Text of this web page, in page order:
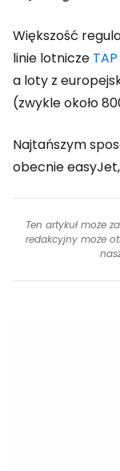
Większość
linie lotnicze
a loty z
(zwykle około
Najtańszym
obecnie
Ten artykuł może
redakcyjny może